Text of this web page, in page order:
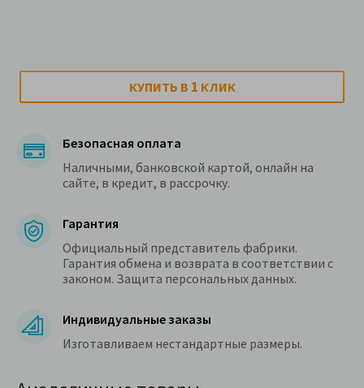
КУПИТЬ В 1 КЛИК
Безопасная оплата
Наличными, банковской картой, онлайн на
сайте, в кредит, в рассрочку.
Гарантия
Официальный представитель фабрики.
Гарантия обмена и возврата в соответствии с
законом. Защита персональных данных.
Индивидуальные заказы
Изготавливаем нестандартные размеры.